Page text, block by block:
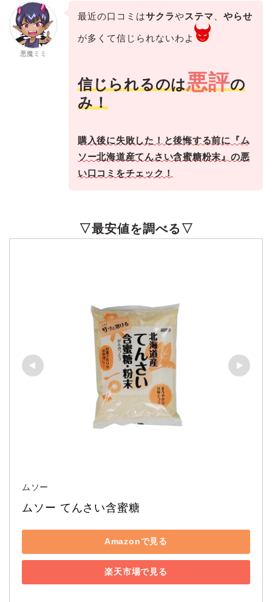
悪魔ミミ
最近の口コミはサクラやステマ、 やらせ
が多くて信じられないわよ
信じられるのは悪評の
み！
購入後に失敗した！と後悔する前に『ム
ソー北海道産てんさい含蜜糖粉末』の悪
い口コミをチェック！
▽最安値を調べる▽
ムソー
ムソー てんさい含蜜糖
Amazonで見る
楽天市場で見る